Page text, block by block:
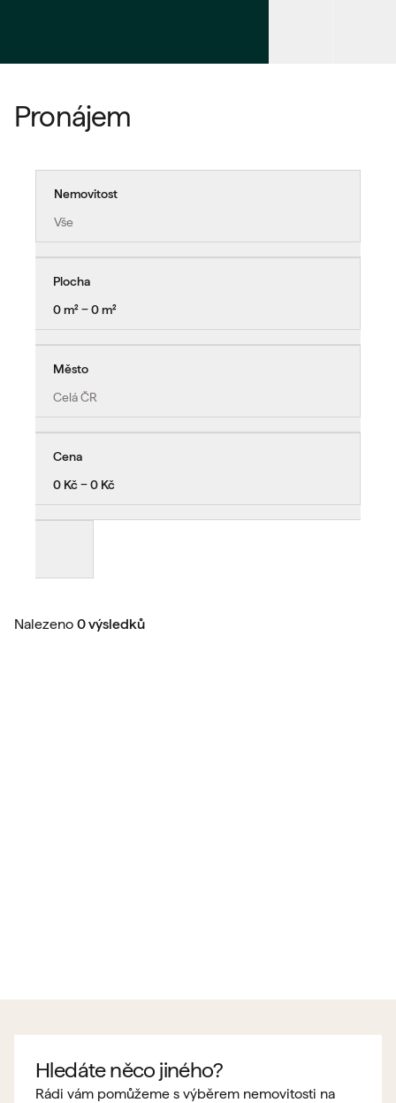
Pronájem
Nemovitost
Vše
Plocha
0 m² − 0 m²
Město
Celá ČR
Cena
0 Kč − 0 Kč
Nalezeno 0 výsledků
Hledáte něco jiného?
Rádi vám pomůžeme s výběrem nemovitosti na